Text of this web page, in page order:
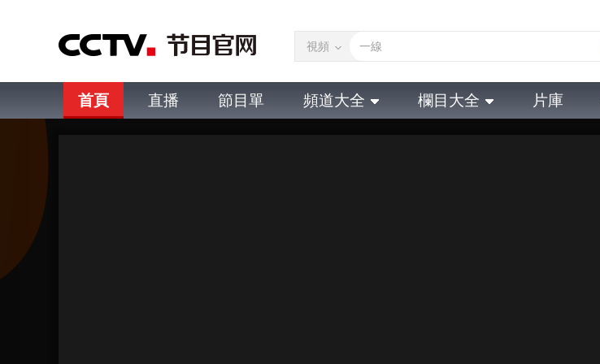
視頻
首頁 直播 節目單 頻道大全 欄目大全 片庫